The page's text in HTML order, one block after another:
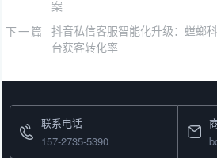
案
下一篇
抖音私信客服智能化升级：螳螂
台获客转化率
联系电话
157-2735-5390